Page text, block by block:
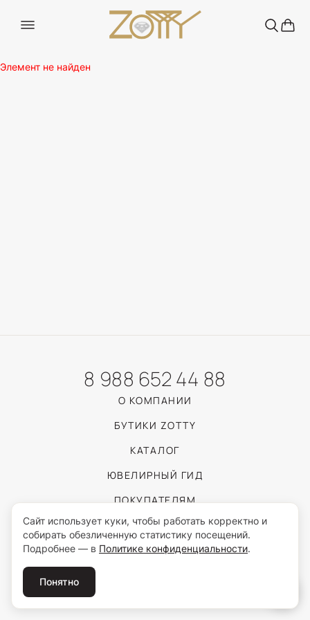
Элемент не найден
8 988 652 44 88
О КОМПАНИИ
БУТИКИ ZOTTY
КАТАЛОГ
ЮВЕЛИРНЫЙ ГИД
ПОКУПАТЕЛЯМ
Пользуясь сайтом, вы соглашаетесь с обработкой персональных данных
© 2026 ZOTTY · ИП Самойлова И.С.
Сайт использует куки, чтобы работать корректно и
собирать обезличенную статистику посещений.
Подробнее — в Политике конфиденциальности.
Понятно